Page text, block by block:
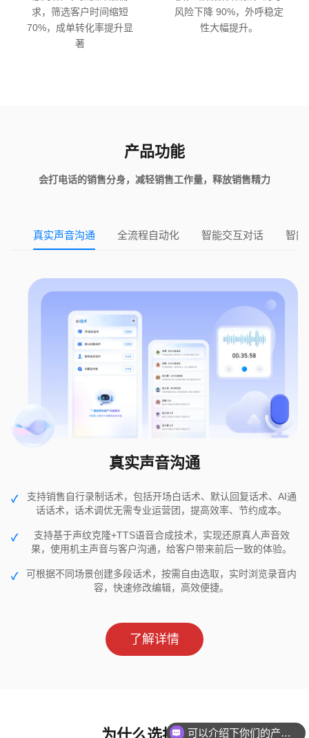
求，筛选客户时间缩短
70%，成单转化率提升显
著
风险下降 90%，外呼稳定
性大幅提升。
产品功能
会打电话的销售分身，减轻销售工作量，释放销售精力
真实声音沟通 全流程自动化 智能交互对话 智能
真实声音沟通
支持销售自行录制话术，包括开场白话术、默认回复话术、AI通
话话术，话术调优无需专业运营团，提高效率、节约成本。
支持基于声纹克隆+TTS语音合成技术，实现还原真人声音效
果，使用机主声音与客户沟通，给客户带来前后一致的体验。
可根据不同场景创建多段话术，按需自由选取，实时浏览录音内
容，快速修改编辑，高效便捷。
了解详情
可以介绍下你们的产品么